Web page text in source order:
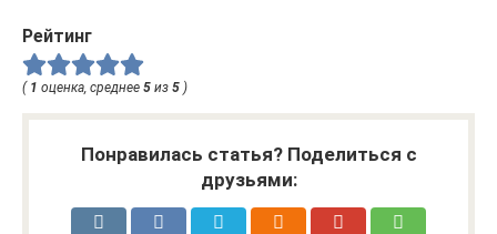
Рейтинг
( 1 оценка, среднее 5 из 5 )
Понравилась статья? Поделиться с
друзьями: